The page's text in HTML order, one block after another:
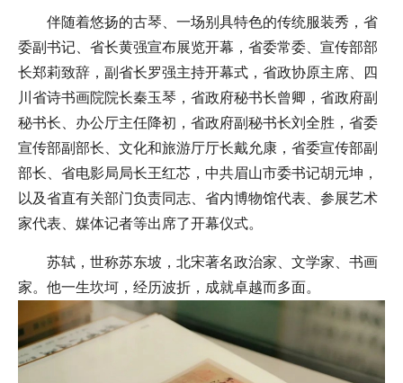
伴随着悠扬的古琴、一场别具特色的传统服装秀，省
委副书记、省长黄强宣布展览开幕，省委常委、宣传部部
长郑莉致辞，副省长罗强主持开幕式，省政协原主席、四
川省诗书画院院长秦玉琴，省政府秘书长曾卿，省政府副
秘书长、办公厅主任降初，省政府副秘书长刘全胜，省委
宣传部副部长、文化和旅游厅厅长戴允康，省委宣传部副
部长、省电影局局长王红芯，中共眉山市委书记胡元坤，
以及省直有关部门负责同志、省内博物馆代表、参展艺术
家代表、媒体记者等出席了开幕仪式。
苏轼，世称苏东坡，北宋著名政治家、文学家、书画
家。他一生坎坷，经历波折，成就卓越而多面。